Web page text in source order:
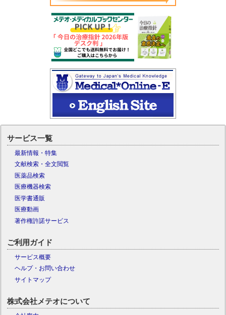
サービス一覧
最新情報・特集
文献検索・全文閲覧
医薬品検索
医療機器検索
医学書通販
医療動画
著作権許諾サービス
ご利用ガイド
サービス概要
ヘルプ・お問い合わせ
サイトマップ
株式会社メテオについて